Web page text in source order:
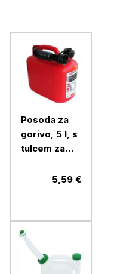
Posoda za
gorivo, 5 l, s
tulcem za
5,59 €